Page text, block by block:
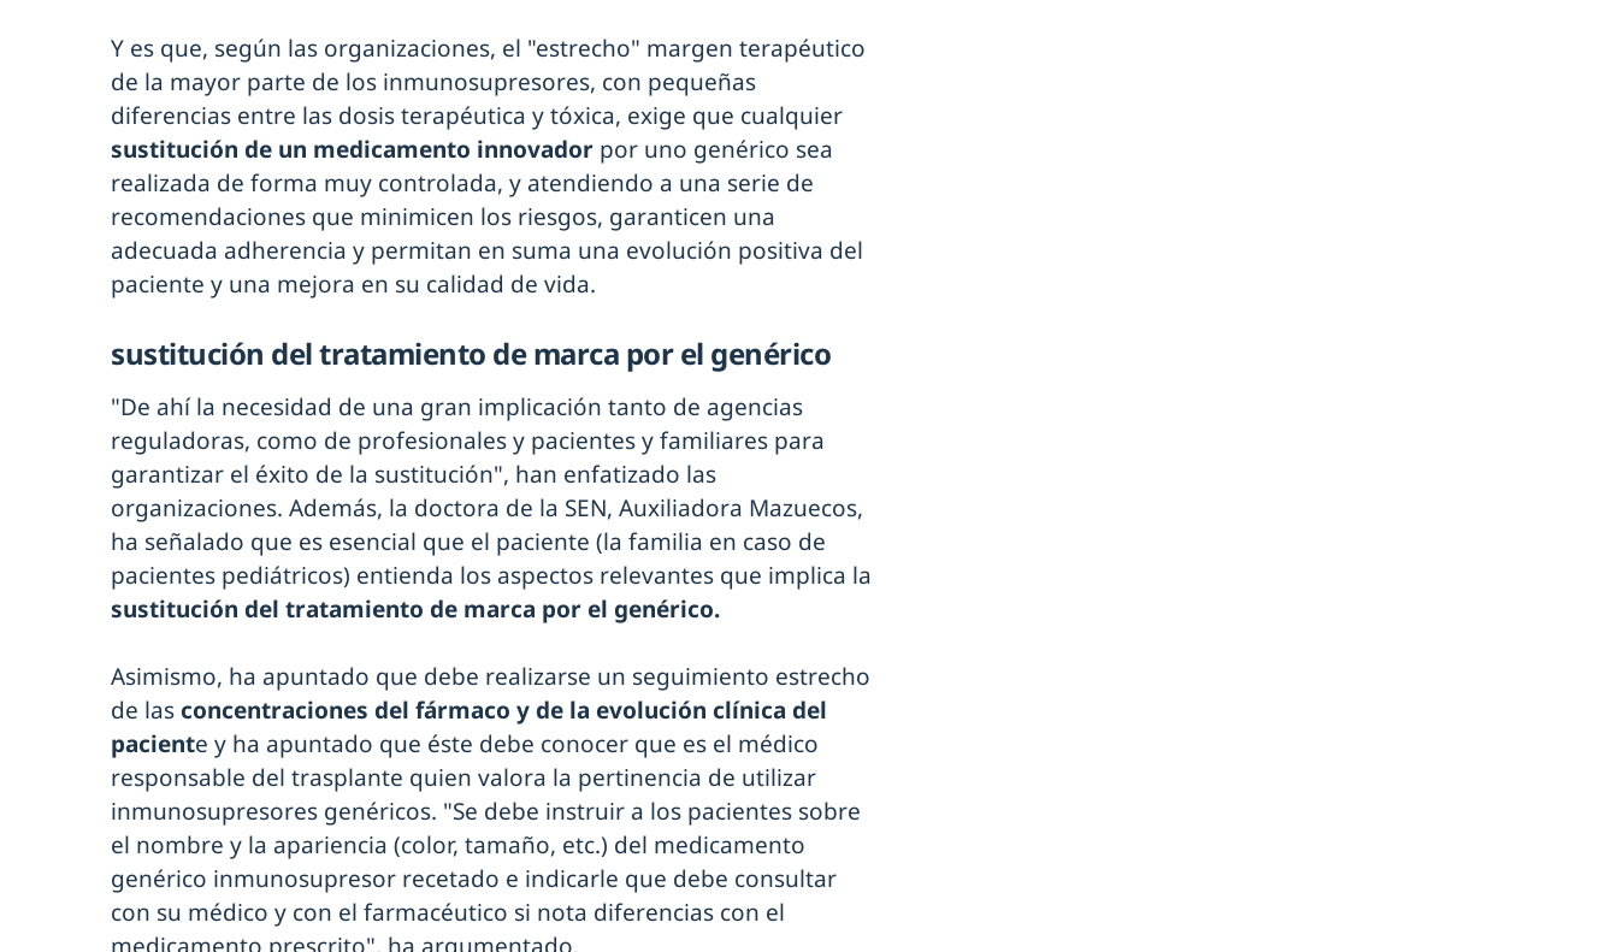
Y es que, según las organizaciones, el "estrecho" margen terapéutico
de la mayor parte de los inmunosupresores, con pequeñas
diferencias entre las dosis terapéutica y tóxica, exige que cualquier
sustitución de un medicamento innovador por uno genérico sea
realizada de forma muy controlada, y atendiendo a una serie de
recomendaciones que minimicen los riesgos, garanticen una
adecuada adherencia y permitan en suma una evolución positiva del
paciente y una mejora en su calidad de vida.
sustitución del tratamiento de marca por el genérico
"De ahí la necesidad de una gran implicación tanto de agencias
reguladoras, como de profesionales y pacientes y familiares para
garantizar el éxito de la sustitución", han enfatizado las
organizaciones. Además, la doctora de la SEN, Auxiliadora Mazuecos,
ha señalado que es esencial que el paciente (la familia en caso de
pacientes pediátricos) entienda los aspectos relevantes que implica la
sustitución del tratamiento de marca por el genérico.
Asimismo, ha apuntado que debe realizarse un seguimiento estrecho
de las concentraciones del fármaco y de la evolución clínica del
paciente y ha apuntado que éste debe conocer que es el médico
responsable del trasplante quien valora la pertinencia de utilizar
inmunosupresores genéricos. "Se debe instruir a los pacientes sobre
el nombre y la apariencia (color, tamaño, etc.) del medicamento
genérico inmunosupresor recetado e indicarle que debe consultar
con su médico y con el farmacéutico si nota diferencias con el
medicamento prescrito", ha argumentado.